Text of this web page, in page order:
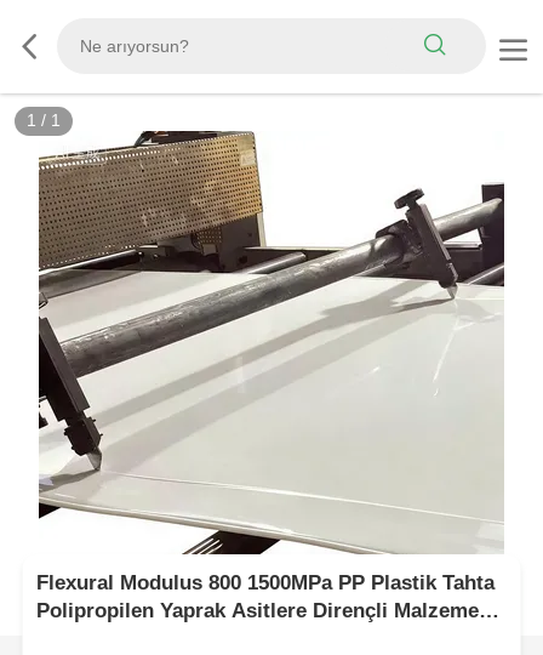
1 / 1
Flexural Modulus 800 1500MPa PP Plastik Tahta
Polipropilen Yaprak Asitlere Dirençli Malzeme